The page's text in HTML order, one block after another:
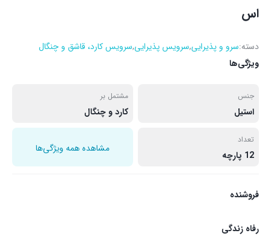
اس
دسته:سرو و پذیرایی,سرویس پذیرایی,سرویس کارد، قاشق و چنگال
ویژگی‌ها
جنس
استیل
مشتمل بر
کارد و چنگال
تعداد
12 پارچه
مشاهده همه ویژگی‌ها
فروشنده
رفاه زندگی